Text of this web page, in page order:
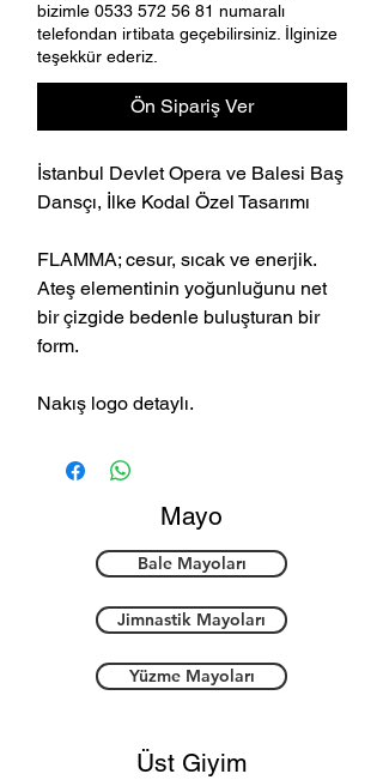
bizimle 0533 572 56 81 numaralı
telefondan irtibata geçebilirsiniz. İlginize
teşekkür ederiz.
Ön Sipariş Ver
İstanbul Devlet Opera ve Balesi Baş
Dansçı, İlke Kodal Özel Tasarımı
FLAMMA; cesur, sıcak ve enerjik.
Ateş elementinin yoğunluğunu net
bir çizgide bedenle buluşturan bir
form.
Nakış logo detaylı.
Mayo
Bale Mayoları
Jimnastik Mayoları
Yüzme Mayoları
Üst Giyim